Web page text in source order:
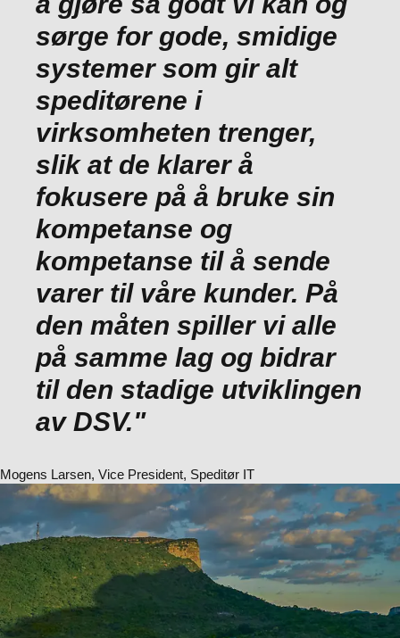
sørge for gode, smidige
systemer som gir alt
speditørene i
virksomheten trenger,
slik at de klarer å
fokusere på å bruke sin
kompetanse og
kompetanse til å sende
varer til våre kunder. På
den måten spiller vi alle
på samme lag og bidrar
til den stadige utviklingen
av DSV."
Mogens Larsen, Vice President, Speditør IT